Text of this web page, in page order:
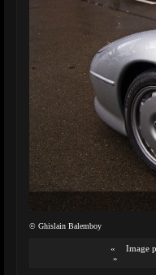
© Ghislain Balemboy
« Image
»